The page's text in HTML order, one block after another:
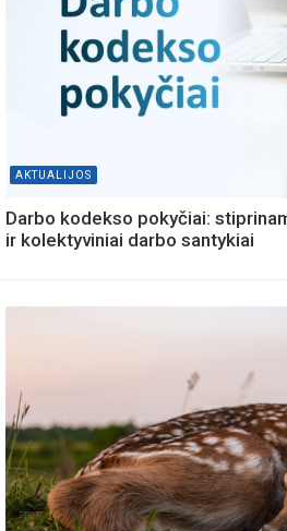
AKTUALIJOS
Darbo kodekso pokyčiai:
ir kolektyviniai darbo santykiai